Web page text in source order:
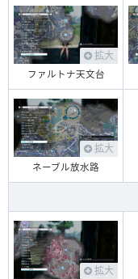
拡大
ファルトナ天文台
拡大
ネーブル放水路
拡大